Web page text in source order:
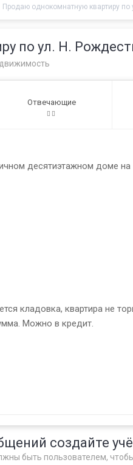
Продаю однокомнатную квартиру по
по ул. Н.
Отвечающие
десятиэтажном доме
кладовка, квартира не
Можно в кредит.
создайте
быть пользователем,